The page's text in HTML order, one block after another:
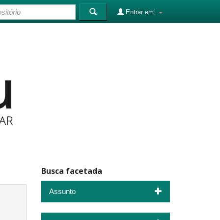
Entrar em:
Busca facetada
Assunto